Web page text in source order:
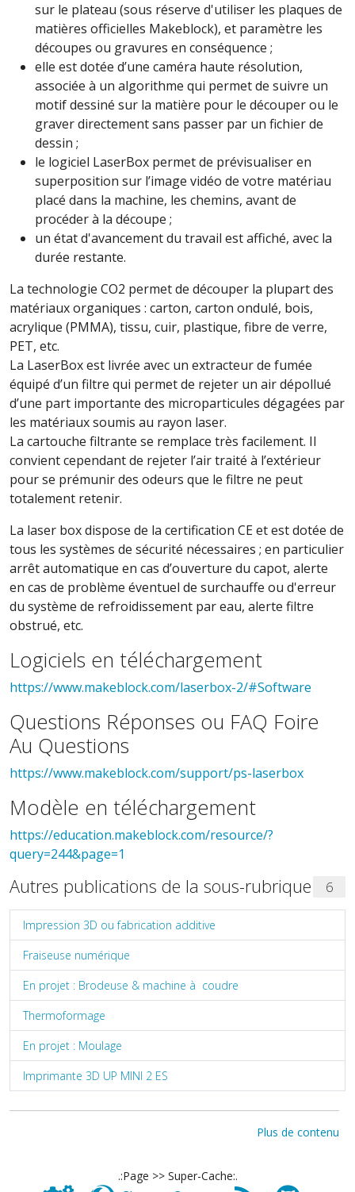
sur le plateau (sous réserve d'utiliser les plaques de
matières officielles Makeblock), et paramètre les
découpes ou gravures en conséquence ;
elle est dotée d’une caméra haute résolution,
associée à un algorithme qui permet de suivre un
motif dessiné sur la matière pour le découper ou le
graver directement sans passer par un fichier de
dessin ;
le logiciel LaserBox permet de prévisualiser en
superposition sur l’image vidéo de votre matériau
placé dans la machine, les chemins, avant de
procéder à la découpe ;
un état d'avancement du travail est affiché, avec la
durée restante.
La technologie CO2 permet de découper la plupart des
matériaux organiques : carton, carton ondulé, bois,
acrylique (PMMA), tissu, cuir, plastique, fibre de verre,
PET, etc.
La LaserBox est livrée avec un extracteur de fumée
équipé d’un filtre qui permet de rejeter un air dépollué
d’une part importante des microparticules dégagées par
les matériaux soumis au rayon laser.
La cartouche filtrante se remplace très facilement. Il
convient cependant de rejeter l’air traité à l’extérieur
pour se prémunir des odeurs que le filtre ne peut
totalement retenir.
La laser box dispose de la certification CE et est dotée de
tous les systèmes de sécurité nécessaires ; en particulier
arrêt automatique en cas d’ouverture du capot, alerte
en cas de problème éventuel de surchauffe ou d'erreur
du système de refroidissement par eau, alerte filtre
obstrué, etc.
Logiciels en téléchargement
https://www.makeblock.com/laserbox-2/#Software
Questions Réponses ou FAQ Foire
Au Questions
https://www.makeblock.com/support/ps-laserbox
Modèle en téléchargement
https://education.makeblock.com/resource/?
query=244&page=1
Autres publications de la sous-rubrique 6
Impression 3D ou fabrication additive
Fraiseuse numérique
En projet : Brodeuse & machine à coudre
Thermoformage
En projet : Moulage
Imprimante 3D UP MINI 2 ES
Plus de contenu
.:Page >> Super-Cache:.